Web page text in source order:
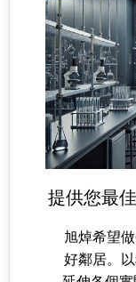
提供您最
旭焯希望
好鄰居。